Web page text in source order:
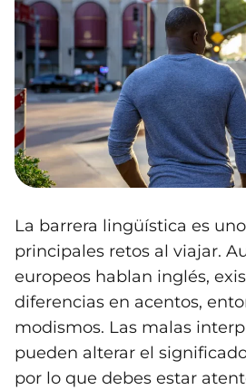
La barrera lingüística es
principales retos al viajar.
europeos hablan inglés,
diferencias en acentos,
modismos. Las malas
pueden alterar el
por lo que debes estar